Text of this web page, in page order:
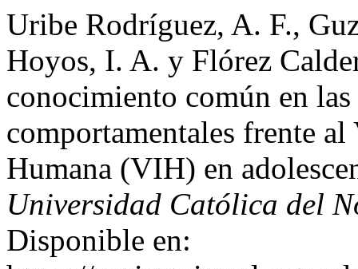
Uribe Rodríguez, A. F.,
Hoyos, I. A. y Flórez
conocimiento común en
comportamentales frente
Humana (VIH) en
Universidad Católica del
Disponible en: